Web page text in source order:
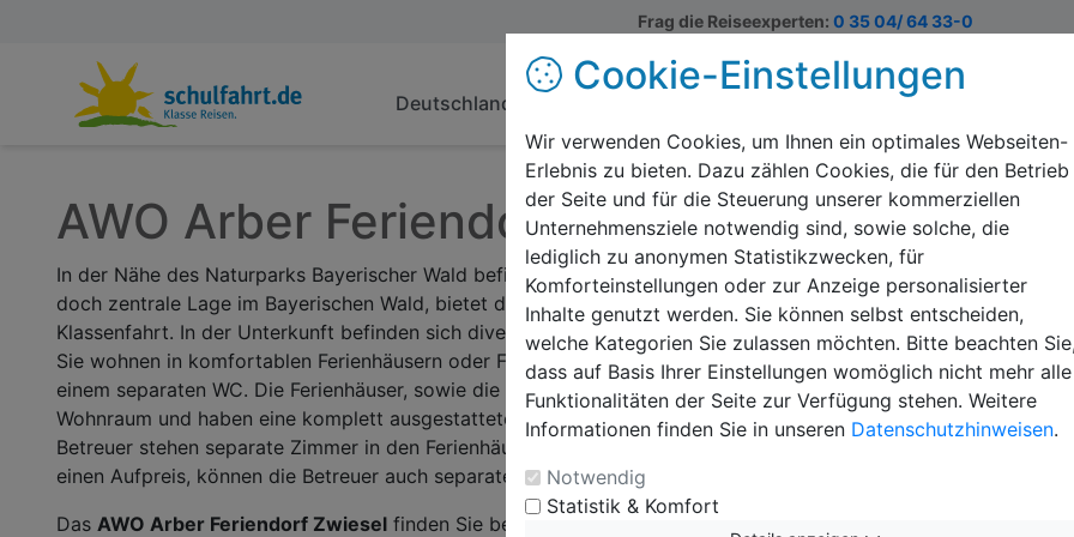
Frag die Reiseexperten: 0 35 04/ 64 33-0
Deutschland
AWO Arber Feriendorf Zwiesel
In der Nähe des Naturparks Bayerischer Wald befindet sich das AWO Feriendorf. Durch die ländliche aber
doch zentrale Lage im Bayerischen Wald, bietet diese Unterkunft die beste Ausgangslage für Ihre
Klassenfahrt. In der Unterkunft befinden sich diverse Freitzeitmöglichkeiten wie einen Spiel- und Bolzplatz.
Sie wohnen in komfortablen Ferienhäusern oder Ferienwohnungen mit einem Badezimmer mit DU/WC und
einem separaten WC. Die Ferienhäuser, sowie die Ferienwohnungen verfügen über 2 Schlafzimmer und einen
Wohnraum und haben eine komplett ausgestattete Küche, sowie einen Balkon oder eine Terasse. Für die
Betreuer stehen separate Zimmer in den Ferienhäusern / Ferienwohnungen der Schüler zur Verfügung. Gegen
einen Aufpreis, können die Betreuer auch separate Unterkünfte erhalten.
Das AWO Arber Feriendorf Zwiesel finden Sie bei uns unter
Cookie-Einstellungen
Wir verwenden Cookies, um Ihnen ein optimales Webseiten-
Erlebnis zu bieten. Dazu zählen Cookies, die für den Betrieb
der Seite und für die Steuerung unserer kommerziellen
Unternehmensziele notwendig sind, sowie solche, die
lediglich zu anonymen Statistikzwecken, für
Komforteinstellungen oder zur Anzeige personalisierter
Inhalte genutzt werden. Sie können selbst entscheiden,
welche Kategorien Sie zulassen möchten. Bitte beachten Sie,
dass auf Basis Ihrer Einstellungen womöglich nicht mehr alle
Funktionalitäten der Seite zur Verfügung stehen. Weitere
Informationen finden Sie in unseren Datenschutzhinweisen.
Notwendig
Statistik & Komfort